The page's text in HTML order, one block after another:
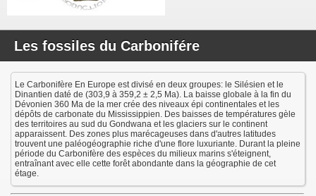
Les fossiles du Carbonifére
Le Carbonifère En Europe est divisé en deux groupes: le Silésien et le
Dinantien daté de (303,9 à 359,2 ± 2,5 Ma). La baisse globale à la fin du
Dévonien 360 Ma de la mer crée des niveaux épi continentales et les
dépôts de carbonate du Mississippien. Des baisses de températures gèle
des territoires au sud du Gondwana et les glaciers sur le continent
apparaissent. Des zones plus marécageuses dans d'autres latitudes
trouvent une paléogéographie riche d'une flore luxuriante. Durant la pleine
période du Carbonifère des espèces du milieux marins s'éteignent,
entraînant avec elle cette forêt abondante dans la géographie de cet
étage.